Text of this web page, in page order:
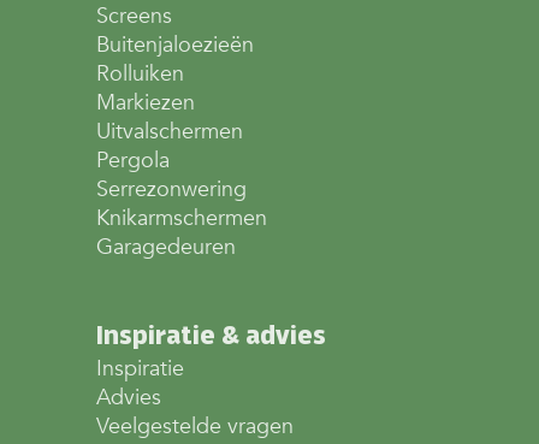
Screens
Buitenjaloezieën
Rolluiken
Markiezen
Uitvalschermen
Pergola
Serrezonwering
Knikarmschermen
Garagedeuren
Inspiratie & advies
Inspiratie
Advies
Veelgestelde vragen